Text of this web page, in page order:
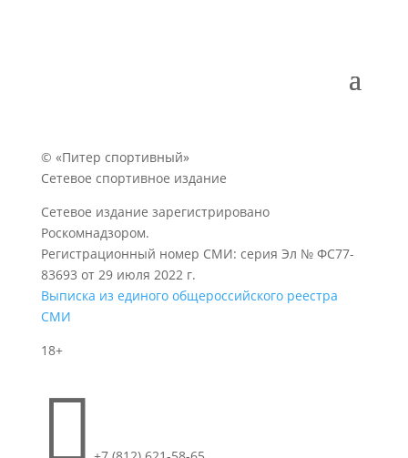
© «Питер спортивный»
Сетевое спортивное издание
Сетевое издание зарегистрировано
Роскомнадзором.
Регистрационный номер СМИ: серия Эл № ФС77-
83693 от 29 июля 2022 г.
Выписка из единого общероссийского реестра
СМИ
18+
